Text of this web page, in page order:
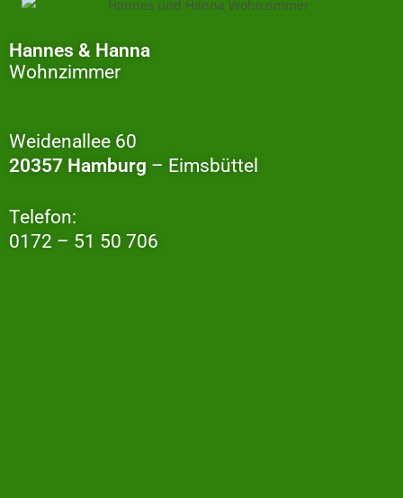
Hannes & Hanna
Wohnzimmer
Weidenallee 60
20357 Hamburg – Eimsbüttel
Telefon:
0172 – 51 50 706